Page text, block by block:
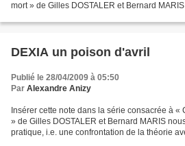
mort » de Gilles DOSTALER et Bernard
DEXIA un poison d'avril
Publié le 28/04/2009 à 05:50
Par Alexandre Anizy
Insérer cette note dans la série consacrée à
» de Gilles DOSTALER et Bernard MARIS
pratique, i.e. une confrontation de la théorie